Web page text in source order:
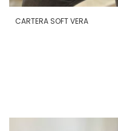
CARTERA SOFT VERA